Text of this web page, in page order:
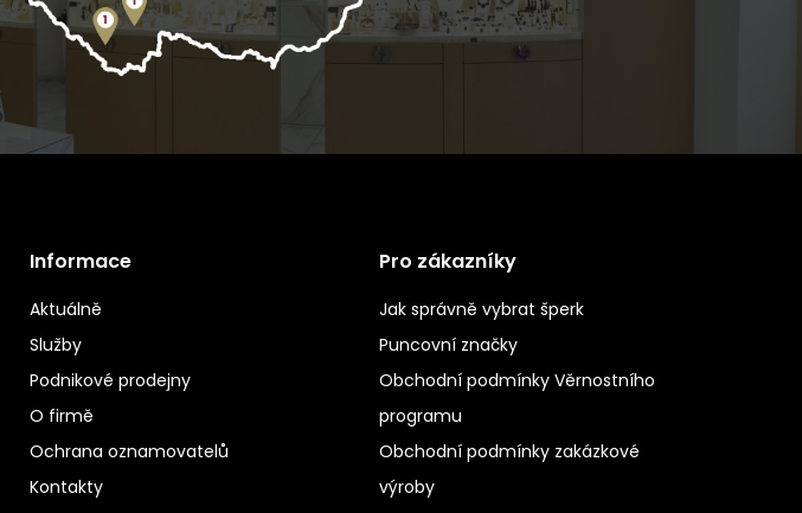
Informace
Aktuálně
Služby
Podnikové prodejny
O firmě
Ochrana oznamovatelů
Kontakty
Pro zákazníky
Jak správně vybrat šperk
Puncovní značky
Obchodní podmínky Věrnostního
programu
Obchodní podmínky zakázkové
výroby